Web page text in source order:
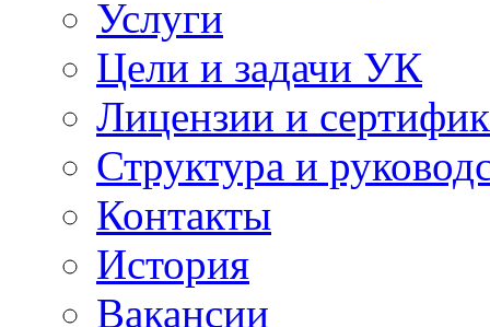
Услуги
Цели и задачи УК
Лицензии и
Структура и
Контакты
История
Вакансии